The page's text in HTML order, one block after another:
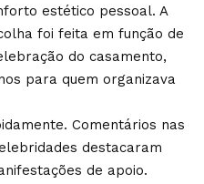
estético pessoal. A
foi feita em função de
do casamento,
para quem organizava
Comentários nas
destacaram
de apoio.